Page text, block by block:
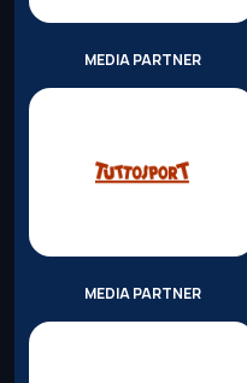
MEDIA PARTNER
MEDIA PARTNER